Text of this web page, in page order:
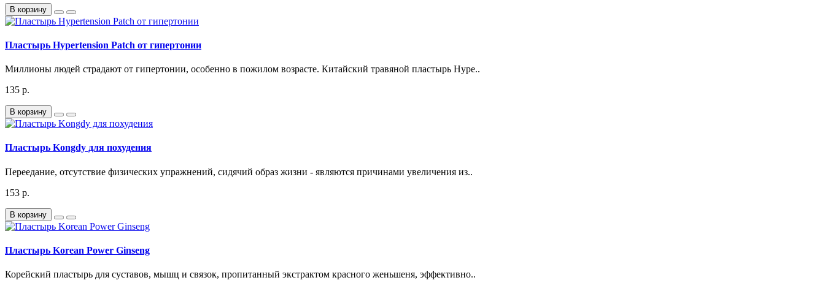
В корзину
Пластырь Hypertension Patch от гипертонии
Миллионы людей страдают от гипертонии, особенно в пожилом возрасте. Китайский травяной пластырь Hype..
135 р.
В корзину
Пластырь Kongdy для похудения
Переедание, отсутствие физических упражнений, сидячий образ жизни - являются причинами увеличения из..
153 р.
В корзину
Пластырь Korean Power Ginseng
Корейский пластырь для суставов, мышц и связок, пропитанный экстрактом красного женьшеня, эффективно..